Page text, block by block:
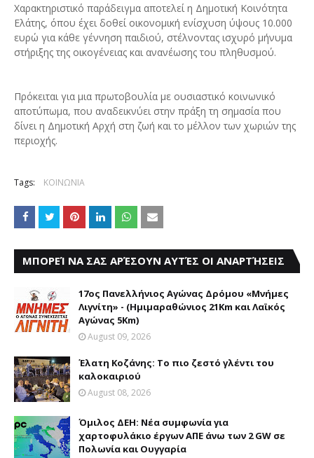
Χαρακτηριστικό παράδειγμα αποτελεί η Δημοτική Κοινότητα
Ελάτης, όπου έχει δοθεί οικονομική ενίσχυση ύψους 10.000
ευρώ για κάθε γέννηση παιδιού, στέλνοντας ισχυρό μήνυμα
στήριξης της οικογένειας και ανανέωσης του πληθυσμού.
Πρόκειται για μια πρωτοβουλία με ουσιαστικό κοινωνικό
αποτύπωμα, που αναδεικνύει στην πράξη τη σημασία που
δίνει η Δημοτική Αρχή στη ζωή και το μέλλον των χωριών της
περιοχής.
Tags: ΚΟΙΝΩΝΙΑ
ΜΠΟΡΕΊ ΝΑ ΣΑΣ ΑΡΈΣΟΥΝ ΑΥΤΈΣ ΟΙ ΑΝΑΡΤΉΣΕΙΣ
17ος Πανελλήνιος Αγώνας Δρόμου «Μνήμες
Λιγνίτη» - (Ημιμαραθώνιος 21Km και Λαϊκός
Αγώνας 5Km)
August 09, 2026
Έλατη Κοζάνης: Το πιο ζεστό γλέντι του
καλοκαιριού
August 08, 2026
Όμιλος ΔΕΗ: Νέα συμφωνία για
χαρτοφυλάκιο έργων ΑΠΕ άνω των 2 GW σε
Πολωνία και Ουγγαρία